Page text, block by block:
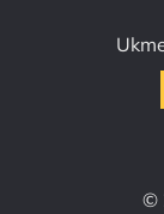
©